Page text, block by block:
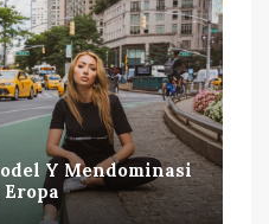
Y Mendominasi
Eropa